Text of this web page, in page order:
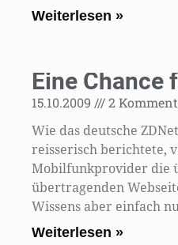
Weiterlesen »
Eine Chance
15.10.2009 2
Wie das deutsche
reisserisch berichtete,
Mobilfunkprovider die
übertragenden
Wissens aber einfach
Weiterlesen »